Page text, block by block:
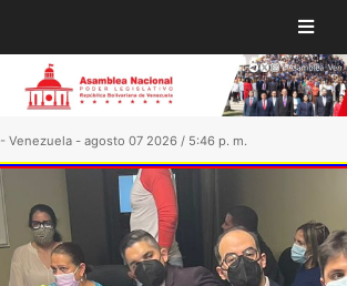
Venezuela - agosto 07 2026 / 5:46 p. m.